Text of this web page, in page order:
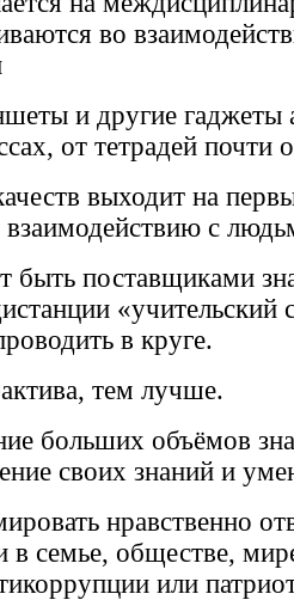
во
и другие гаджеты
от тетрадей почти
выходит на
с
быть поставщиками
«учительский
в круге.
тем лучше.
больших объёмов
своих знаний и
нравственно
в семье, обществе,
или